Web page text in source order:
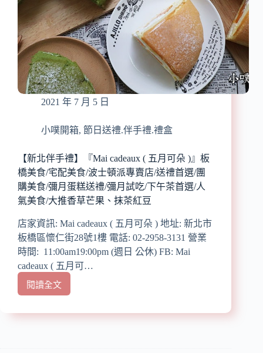
精、
黑
木
耳
露/
雞
肉
酥
二
禮
呈
現
沒
有
腥
味
的
新
鮮
口
過
完
2021 年 7 月 5 日
小噗開箱, 節日送禮.伴手禮.禮盒
【新北伴手禮】『Mai cadeaux ( 五月可朵 )』板
橋美食/宅配美食/波士頓派專賣店/送禮首選/團
購美食/彌月蛋糕送禮/彌月試吃/下午茶首選/人
氣美食/大推香草芒果、抹茶紅豆
店家資訊: Mai cadeaux ( 五月可朵 ) 地址: 新北市
板橋區懷仁街28號1樓 電話: 02-2958-3131 營業
時間: 11:00am19:00pm (週日 公休) FB: Mai
cadeaux ( 五月可…
閱讀全文
【新
伴